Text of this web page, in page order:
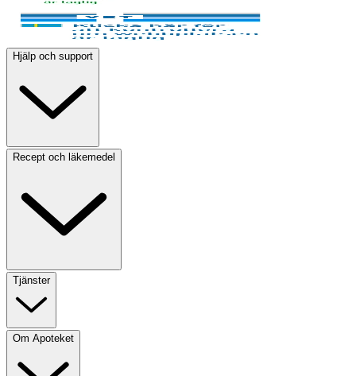
Hjälp och support
Recept och läkemedel
Tjänster
Om Apoteket